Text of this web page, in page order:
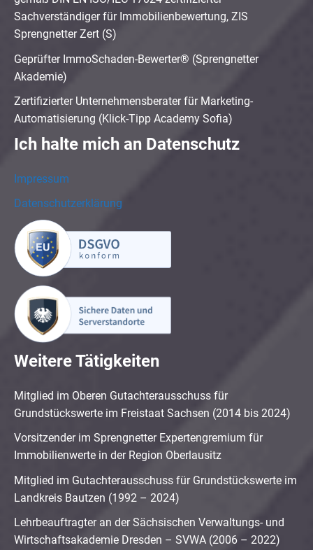
Sachverständiger für Immobilienbewertung, ZIS
Sprengnetter Zert (S)
Geprüfter ImmoSchaden-Bewerter® (Sprengnetter
Akademie)
Zertifizierter Unternehmensberater für Marketing-
Automatisierung (Klick-Tipp Academy Sofia)
Ich halte mich an Datenschutz
Impressum
Datenschutzerklärung
Weitere Tätigkeiten
Mitglied im Oberen Gutachterausschuss für
Grundstückswerte im Freistaat Sachsen (2014 bis 2024)
Vorsitzender im Sprengnetter Expertengremium für
Immobilienwerte in der Region Oberlausitz
Mitglied im Gutachterausschuss für Grundstückswerte im
Landkreis Bautzen (1992 – 2024)
Lehrbeauftragter an der Sächsischen Verwaltungs- und
Wirtschaftsakademie Dresden – SVWA (2006 – 2022)